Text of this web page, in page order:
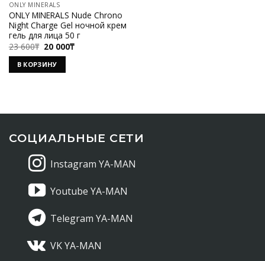
ONLY MINERALS
ONLY MINERALS Nude Chrono
Night Charge Gel ночной крем
гель для лица 50 г
23 600₸ Первоначальная
цена
составляла
23
600₸.
20 000₸Текущая
В КОРЗИНУ
СОЦИАЛЬНЫЕ СЕТИ
Instagram YA-MAN
Youtube YA-MAN
Telegram YA-MAN
VK YA-MAN